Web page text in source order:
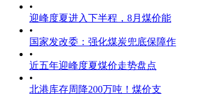
•
迎峰度夏进入下半程，8月煤价能
•
国家发改委：强化煤炭兜底保障作
•
近五年迎峰度夏煤价走势盘点
•
北港库存周降200万吨！煤价支